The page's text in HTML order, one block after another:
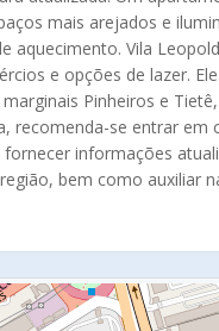
mais arejados e
aquecimento. Vila
e opções de lazer.
Pinheiros e
recomenda-se entrar
fornecer informações
bem como auxiliar